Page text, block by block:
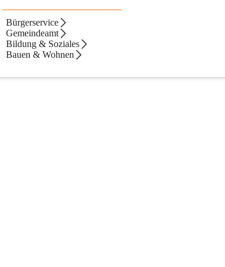
Bürgerservice
Gemeindeamt
Bildung & Soziales
Bauen & Wohnen